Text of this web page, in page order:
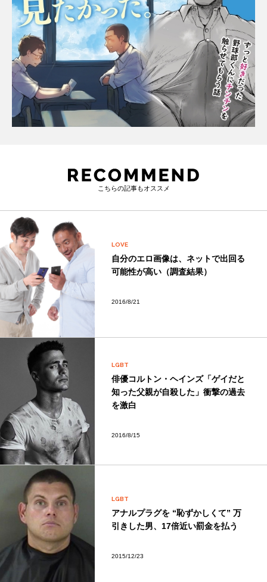
こちらの記事もオススメ
LOVE
自分のエロ画像は、ネットで出回る
可能性が高い（調査結果）
2016/8/21
LGBT
俳優コルトン・ヘインズ「ゲイだと
知った父親が自殺した」衝撃の過去
を激白
2016/8/15
LGBT
アナルプラグを “恥ずかしくて” 万
引きした男、17倍近い罰金を払う
2015/12/23